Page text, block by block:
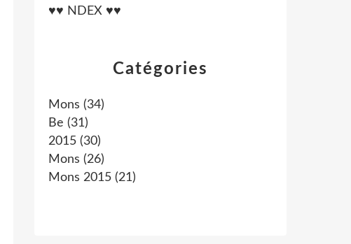
Catégories
Mons (34)
Be (31)
2015 (30)
Mons (26)
Mons 2015 (21)
♥♥ NDEX ♥♥